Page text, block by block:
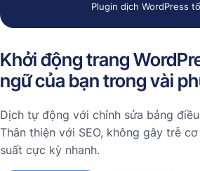
Plugin dịch WordPress
Khởi động trang
ngữ của bạn trong vài
Dịch tự động với chỉnh sửa bảng
Thân thiện với SEO, không gây trễ
suất cực kỳ nhanh.